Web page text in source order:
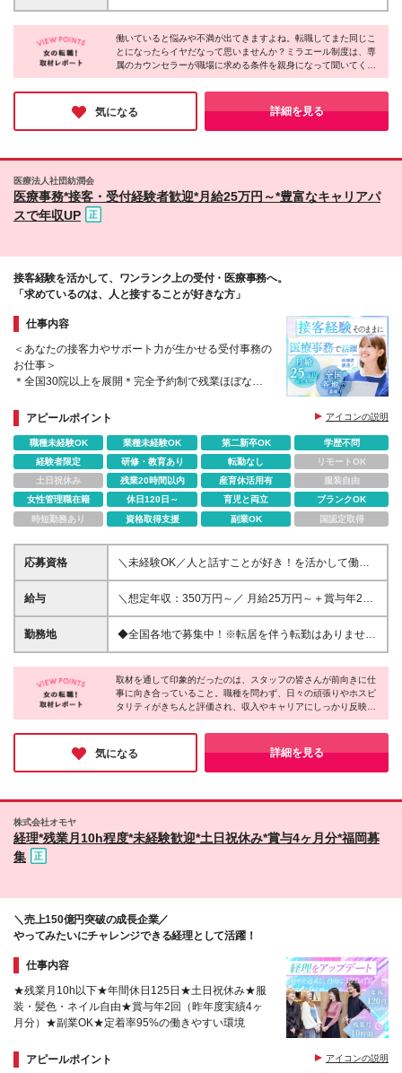
岡山 17万6000円～ 香川 17万5000円～ 北海道 17万
4000円～ 新潟 17万3500円～ 福島 16万9500円～ 山
口/愛媛 16万8500円～ 熊本 16万5500円～ 長崎 16万
同様) 勤務エリア/東京・神奈川・千葉・埼玉・名古
屋・大阪・京都・兵庫 ・札幌・仙台・静岡・福岡 試
ば、長野、富山、静岡、名古屋、金沢、岐阜、三重、
滋賀、京都、大阪、神戸、奈良、広島、岡山、香川、
愛媛、山口、福岡、熊本、長崎、鹿児島の当社取引先
企業での勤務 ◆大手企業で働くチャンス！ ◆転勤な
し/自宅から通える範囲で希望を考慮して決定 ◆キレ
イ＆おしゃれオフィス多数 ◆駅チカで通勤に便利な
エリアも♪ ※配属先によって異なります 【勤務地エリ
アの一例】 東京都……23区内メイン 神奈川県……横
イン・三ノ宮 など 福岡県……博多・天神 など
働いていると悩みや不満が出てきますよね。転職してまた同じこ
とになったらイヤだなって思いませんか？ミラエール制度は、専
属のカウンセラーが職場に求める条件を親身になって聞いてくれ
るみたい！入社してからじゃないとわからないことに悩まされる
心配もなくなりそうですね。女性が長く働くために必要な要素が
詰まった会社だと感じました！
気になる 詳細を見る
医療法人社団紡潤会
医療事務*接客・受付経験者歓迎*月給25万円～*豊富なキャリアパ
スで年収UP
接客経験を活かして、ワンランク上の受付・医療事務へ。
「求めているのは、人と接することが好きな方」
仕事内容
＜あなたの接客力やサポート力が生かせる受付事務の
お仕事＞
＊全国30院以上を展開＊完全予約制で残業ほぼなし
イベートを大切にしながら、働くことができます。
アピールポイント アイコンの説明
職種未経験OK 業種未経験OK 第二新卒OK
学歴不問
経験者限定
研修・教育あり 転勤なし
リモートOK
土日祝休み
残業20時間以内 産育休活用有
服装自由
女性管理職在籍
休日120日～ 育児と両立
ブランクOK
時短勤務あり
資格取得支援 副業OK 国認定取得
応募資格
＼未経験OK／人と話すことが好き！を活かして働け
ます♪ ◇学歴不問｜第二新卒歓迎 ◇医療事務の経験は
不問！ ＼以下いずれかの経験に当てはまる方歓迎／
方 ・医療機関での職務経験をお持ちの方 ・事務長職
のご経歴をお持ちの方 ・クリニックで医療事務・受
給与
＼想定年収：350万円～／ 月給25万円～＋賞与年2回
＋その他手当 ※試用期間3ヶ月（期間中の雇用形態・
待遇の差異はありません） ※上記月給にはみなし残業
たの対応は、クリニックの印象そのもの。 私たち
は、その何物にも代えがたい価値を誰よりも理解して
います。 だからこそ、あなたの真摯な頑張りには、
医療事務長やリーダーなどをお任せすることもありま
す◎ ｜役職手当：月1万円～5万円※個人評価に基づ
勤務地
◆全国各地で募集中！※転居を伴う転勤はありません
◆駅チカで通いやすい♪ ※希望勤務地は最大限考慮し
ますので、面接時にご相談ください！ ◇新宿院(皮膚
科)／うるおい皮膚科クリニック ◇新宿院(心療内科)
／新宿うるおいクリニック ◇池袋院（心療内科）／
池袋こころとねむりのクリニック（仮称）★2026年
10月オープン予定 ◇大宮院／大宮こころのクリニッ
ク ◇札幌院／札幌大通こころのクリニック ◇名古屋
院／名古屋駅前こころのクリニック ◇大阪院／大阪
こころのクリニック（心療内科） ◇横浜こころとね
取材を通して印象的だったのは、スタッフの皆さんが前向きに仕
事に向き合っていること。職種を問わず、日々の頑張りやホスピ
タリティがきちんと評価され、収入やキャリアにしっかり反映さ
れる環境が整っています。さらに「残業月3時間以内」「年間休
日120日以上」と働きやすさも十分。収入もプライベートも大切
にしたい方にとって、理想的な職場だと感じました◎
気になる 詳細を見る
株式会社オモヤ
経理*残業月10h程度*未経験歓迎*土日祝休み*賞与4ヶ月分*福岡募
集
＼売上150億円突破の成長企業／
やってみたいにチャレンジできる経理として活躍！
仕事内容
★残業月10h以下★年間休日125日★土日祝休み★服
装・髪色・ネイル自由★賞与年2回（昨年度実績4ヶ
月分）★副業OK★定着率95%の働きやすい環境
アピールポイント アイコンの説明